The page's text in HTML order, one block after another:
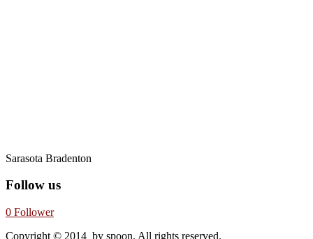
Sarasota Bradenton
Follow us
0 Follower
Copyright © 2014 by spoon. All rights reserved.